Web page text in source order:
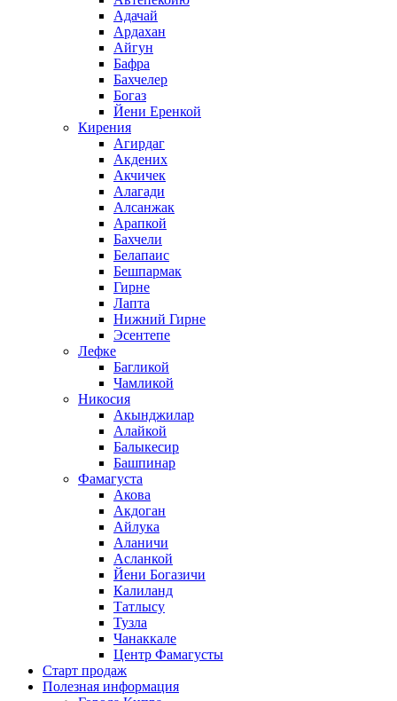
Адачай
Ардахан
Айгун
Бафра
Бахчелер
Богаз
Йени Еренкой
Кирения
Агирдаг
Акдених
Акчичек
Алагади
Алсанжак
Арапкой
Бахчели
Белапаис
Бешпармак
Гирне
Лапта
Нижний Гирне
Эсентепе
Лефке
Багликой
Чамликой
Никосия
Акынджилар
Алайкой
Балыкесир
Башпинар
Фамагуста
Акова
Акдоган
Айлука
Аланичи
Асланкой
Йени Богазичи
Калиланд
Татлысу
Тузла
Чанаккале
Центр Фамагусты
Старт продаж
Полезная информация